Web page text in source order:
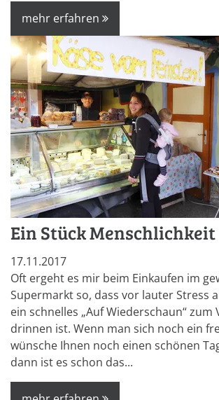
mehr erfahren
Ein Stück Menschlichkeit
17.11.2017
Oft ergeht es mir beim Einkaufen im
Supermarkt so, dass vor lauter Stress
ein schnelles „Auf Wiederschaun“ zum
drinnen ist. Wenn man sich noch ein
wünsche Ihnen noch einen schönen
dann ist es schon das...